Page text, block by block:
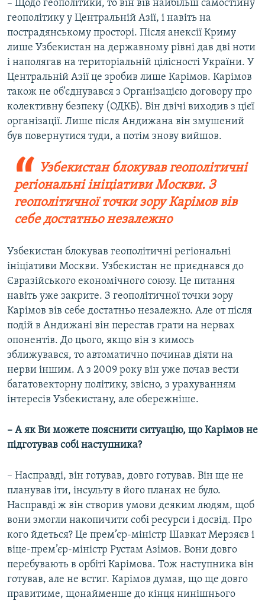
– Щодо геополітики, то він вів найбільш самостійну
геополітику у Центральній Азії, і навіть на
пострадянському просторі. Після анексії Криму
лише Узбекистан на державному рівні дав дві ноти
і наполягав на територіальній цілісності України. У
Центральній Азії це зробив лише Карімов. Карімов
також не об’єднувався з Організацією договору про
колективну безпеку (ОДКБ). Він двічі виходив з цієї
організації. Лише після Андижана він змушений
був повернутися туди, а потім знову вийшов.
Узбекистан блокував геополітичні
регіональні ініціативи Москви. З
геополітичної точки зору Карімов вів
себе достатньо незалежно
Узбекистан блокував геополітичні регіональні
ініціативи Москви. Узбекистан не приєднався до
Євразійського економічного союзу. Це питання
навіть уже закрите. З геополітичної точки зору
Карімов вів себе достатньо незалежно. Але от після
подій в Андижані він перестав грати на нервах
опонентів. До цього, якщо він з кимось
зближувався, то автоматично починав діяти на
нерви іншим. А з 2009 року він уже почав вести
багатовекторну політику, звісно, з урахуванням
інтересів Узбекистану, але обережніше.
– А як Ви можете пояснити ситуацію, що Карімов не
підготував собі наступника?
– Насправді, він готував, довго готував. Він ще не
планував іти, інсульту в його планах не було.
Насправді ж він створив умови деяким людям, щоб
вони змогли накопичити собі ресурси і досвід. Про
кого йдеться? Це прем’єр-міністр Шавкат Мерзяєв і
віце-прем’єр-міністр Рустам Азімов. Вони довго
перебувають в орбіті Карімова. Тож наступника він
готував, але не встиг. Карімов думав, що ще довго
правитиме, щонайменше до кінця нинішнього